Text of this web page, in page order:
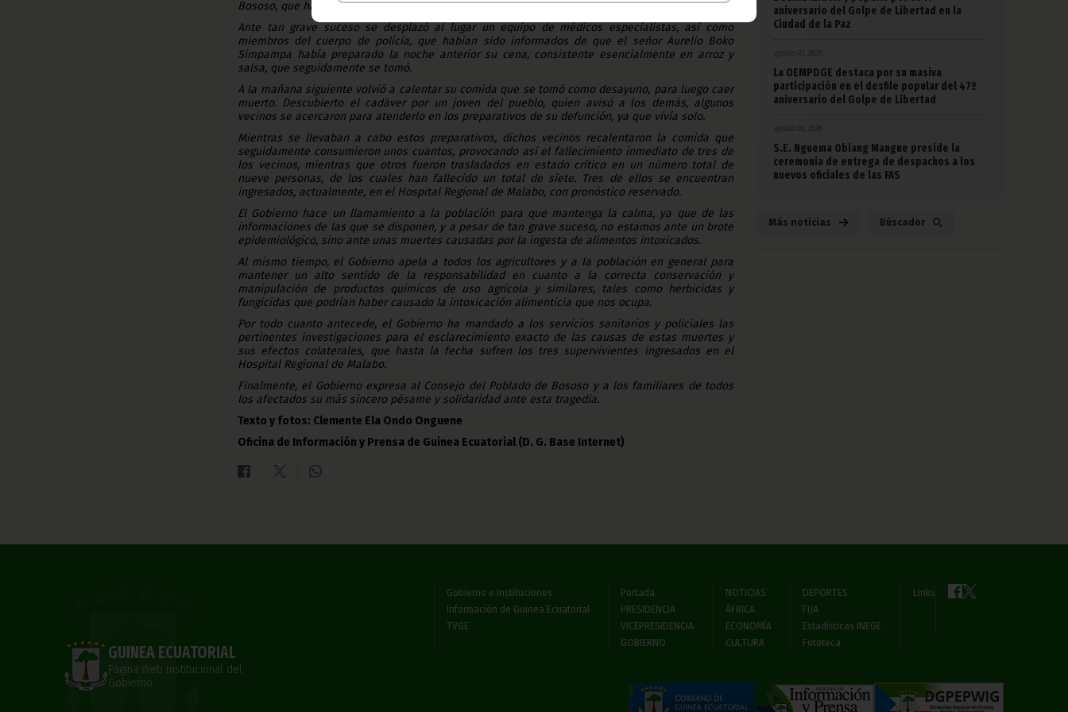
Bososo, que ha afectado a diez personas.
Ante tan grave suceso se desplazó al lugar un equipo de médicos especialistas, así como
miembros del cuerpo de policía, que habían sido informados de que el señor Aurelio Boko
Simpampa había preparado la noche anterior su cena, consistente esencialmente en arroz y
salsa, que seguidamente se tomó.
A la mañana siguiente volvió a calentar su comida que se tomó como desayuno, para luego caer
muerto. Descubierto el cadáver por un joven del pueblo, quien avisó a los demás, algunos
vecinos se acercaron para atenderlo en los preparativos de su defunción, ya que vivía solo.
Mientras se llevaban a cabo estos preparativos, dichos vecinos recalentaron la comida que
seguidamente consumieron unos cuantos, provocando así el fallecimiento inmediato de tres de
los vecinos, mientras que otros fueron trasladados en estado crítico en un número total de
nueve personas, de los cuales han fallecido un total de siete. Tres de ellos se encuentran
ingresados, actualmente, en el Hospital Regional de Malabo, con pronóstico reservado.
El Gobierno hace un llamamiento a la población para que mantenga la calma, ya que de las
informaciones de las que se disponen, y a pesar de tan grave suceso, no estamos ante un brote
epidemiológico, sino ante unas muertes causadas por la ingesta de alimentos intoxicados.
Al mismo tiempo, el Gobierno apela a todos los agricultores y a la población en general para
mantener un alto sentido de la responsabilidad en cuanto a la correcta conservación y
manipulación de productos químicos de uso agrícola y similares, tales como herbicidas y
fungicidas que podrían haber causado la intoxicación alimenticia que nos ocupa.
Por todo cuanto antecede, el Gobierno ha mandado a los servicios sanitarios y policiales las
pertinentes investigaciones para el esclarecimiento exacto de las causas de estas muertes y
sus efectos colaterales, que hasta la fecha sufren los tres supervivientes ingresados en el
Hospital Regional de Malabo.
Finalmente, el Gobierno expresa al Consejo del Poblado de Bososo y a los familiares de todos
los afectados su más sincero pésame y solidaridad ante esta tragedia.
Texto y fotos: Clemente Ela Ondo Onguene
Oficina de Información y Prensa de Guinea Ecuatorial (D. G. Base Internet)
aniversario del Golpe de Libertad en la
Ciudad de la Paz
agosto 03, 2026
La OEMPDGE destaca por su masiva
participación en el desfile popular del 47º
aniversario del Golpe de Libertad
agosto 03, 2026
S.E. Nguema Obiang Mangue preside la
ceremonia de entrega de despachos a los
nuevos oficiales de las FAS
Más noticias Búscador
GUINEA ECUATORIAL
Página Web Institucional del
Gobierno
Gobierno e Instituciones
Información de Guinea Ecuatorial
TVGE
Portada
PRESIDENCIA
VICEPRESIDENCIA
GOBIERNO
NOTICIAS
ÁFRICA
ECONOMÍA
CULTURA
DEPORTES
FIJA
Estadísticas INEGE
Fototeca
Links